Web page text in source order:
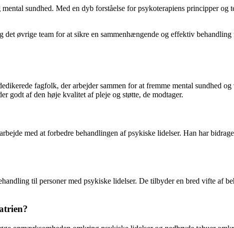
sundhed. Med en dyb forståelse for psykoterapiens principper og
øvrige team for at sikre en sammenhængende og effektiv
fagfolk, der arbejder sammen for at fremme mental sundhed
godt af den høje kvalitet af pleje og støtte, de modtager.
med at forbedre behandlingen af psykiske lidelser. Han har
til personer med psykiske lidelser. De tilbyder en bred vifte af